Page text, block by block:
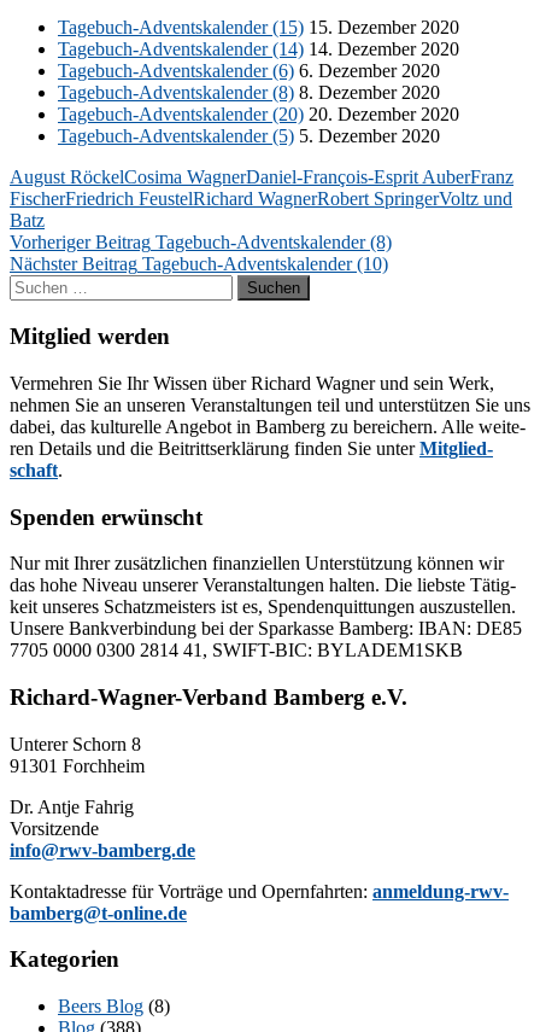
Ta­ge­buch-Ad­vents­ka­len­der (15) 15. De­zem­ber 2020
Ta­ge­buch-Ad­vents­ka­len­der (14) 14. De­zem­ber 2020
Ta­ge­buch-Ad­vents­ka­len­der (6) 6. De­zem­ber 2020
Ta­ge­buch-Ad­vents­ka­len­der (8) 8. De­zem­ber 2020
Ta­ge­buch-Ad­vents­ka­len­der (20) 20. De­zem­ber 2020
Ta­ge­buch-Ad­vents­ka­len­der (5) 5. De­zem­ber 2020
August RöckelCosima WagnerDaniel-François-Esprit AuberFranz
FischerFriedrich FeustelRichard WagnerRobert SpringerVoltz und
Batz
Beitragsnavigation
Vorheriger Beitrag Tagebuch-Adventskalender (8)
Nächster Beitrag Tagebuch-Adventskalender (10)
Suchen
nach:
Mitglied werden
Ver­meh­ren Sie Ihr Wis­sen über Ri­chard Wag­ner und sein Werk,
neh­men Sie an un­se­ren Ver­an­stal­tun­gen teil und un­ter­stüt­zen Sie uns
da­bei, das kul­tu­rel­le An­ge­bot in Bam­berg zu be­rei­chern. Alle wei­te­
ren De­tails und die Bei­tritts­er­klä­rung fin­den Sie un­terMit­glied­
schaft.
Spenden erwünscht
Nur mit Ih­rer zu­sätz­li­chen fi­nan­zi­el­len Un­ter­stüt­zung kön­nen wir
das hohe Ni­veau un­se­rer Ver­an­stal­tun­gen hal­ten. Die liebs­te Tä­tig­
keit un­se­res Schatz­meis­ters ist es, Spen­den­quit­tun­gen aus­zu­stel­len.
Un­se­re Bank­ver­bin­dung bei der Spar­kas­se Bam­berg: IBAN: DE85
7705 0000 0300 2814 41, SWIFT-BIC: BYLADEM1SKB
Richard-Wagner-Verband Bamberg e.V.
Un­te­rer Schorn 8
91301 Forchheim
Dr. Ant­je Fahrig
Vorsitzende
info@rwv-bamberg.de
Kon­takt­adres­se für Vor­trä­ge und Opern­fahr­ten: anmeldung-rwv-
bamberg@t-online.de
Kategorien
Beers Blog (8)